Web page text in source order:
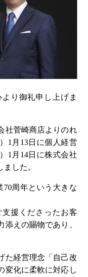
り御礼申し上げま
社菅崎商店よりのれ
1月13日に個人経営
1月14日に株式会社
した。
70周年という大きな
援くださったお客
えの賜物であり、
た経営理念「自己改
変化に柔軟に対応し